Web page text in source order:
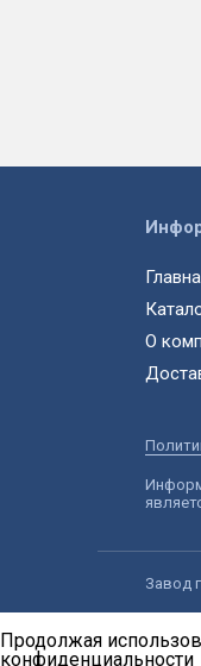
О
Завод
Продолжая
конфиденциальности